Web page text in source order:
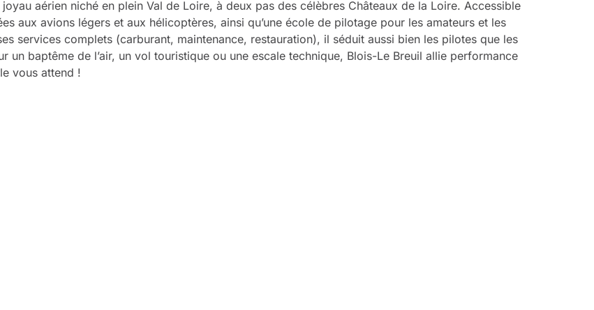
aérien niché en plein Val de Loire, à deux pas des célèbres Châteaux de la Loire. Accessible
aux avions légers et aux hélicoptères, ainsi qu’une école de pilotage pour les amateurs et les
services complets (carburant, maintenance, restauration), il séduit aussi bien les pilotes que les
un baptême de l’air, un vol touristique ou une escale technique, Blois-Le Breuil allie performance
vous attend !